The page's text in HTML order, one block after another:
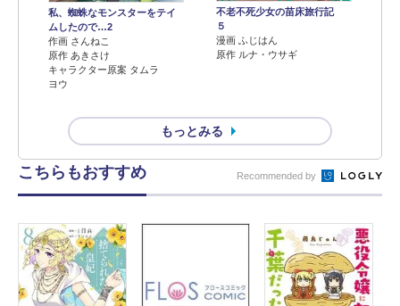
私、蜘蛛なモンスターをテイ
ムしたので…2
作画 さんねこ
原作 あきさけ
キャラクター原案 タムラ
ヨウ
不老不死少女の苗床旅行記
５
漫画 ふじはん
原作 ルナ・ウサギ
もっとみる
こちらもおすすめ Recommended by